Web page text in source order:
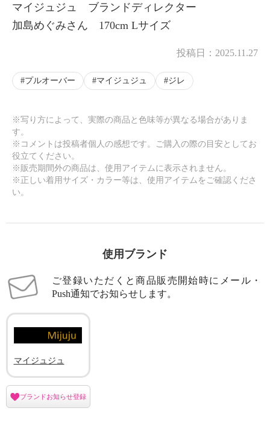
マイジュジュ ブランドディレクター
加島めぐみさん 170cm Lサイズ
投稿日： 2025.11.27
プルオーバー マイジュジュ ジレ
※写り方によって、実際の商品と色味等が異なる場合がありま
す。
※コメントは投稿者個人の感想です。ご購入の際の目安としてお
役立てください。
※販売期間外の商品は、使用アイテムに表示されません。
※正しい着用サイズ・カラー等は、使用アイテムをご確認くださ
い。
使用ブランド
ご登録いただくと商品販売開始時にメール・
Push通知でお知らせします。
マイジュジュ
ブランドお知らせ登録